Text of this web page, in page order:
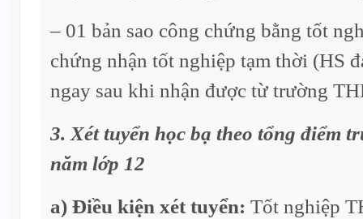
– 01 bản sao công chứng bằng tốt
chứng nhận tốt nghiệp tạm thời (HS
ngay sau khi nhận được từ trường
3. Xét tuyển học bạ theo tổng điểm
năm lớp 12
a) Điều kiện xét tuyển: Tốt nghiệp